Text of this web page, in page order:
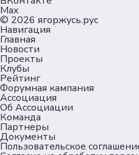
Max
© 2026 ягоржусь.рус
Навигация
Главная
Новости
Проекты
Клубы
Рейтинг
Форумная кампания
Ассоциация
Об Ассоциации
Команда
Партнеры
Документы
Пользовательское